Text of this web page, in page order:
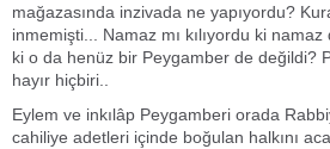
mağazasında inzivada ne yapıyordu?
inmemişti... Namaz mı kılıyordu ki
ki o da henüz bir Peygamber de değildi?
hayır hiçbiri..
Eylem ve inkılâp Peygamberi orada
cahiliye adetleri içinde boğulan halkını